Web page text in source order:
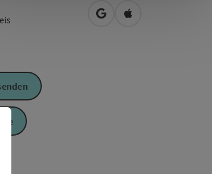
in Google Maps öffnen
in Apple Maps
- Menü öffnen